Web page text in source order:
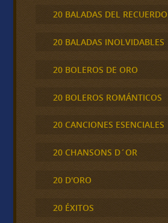
20 BALADAS DEL RECUERDO
20 BALADAS INOLVIDABLES
20 BOLEROS DE ORO
20 BOLEROS ROMÁNTICOS
20 CANCIONES ESENCIALES
20 CHANSONS D´OR
20 D'ORO
20 ÉXITOS